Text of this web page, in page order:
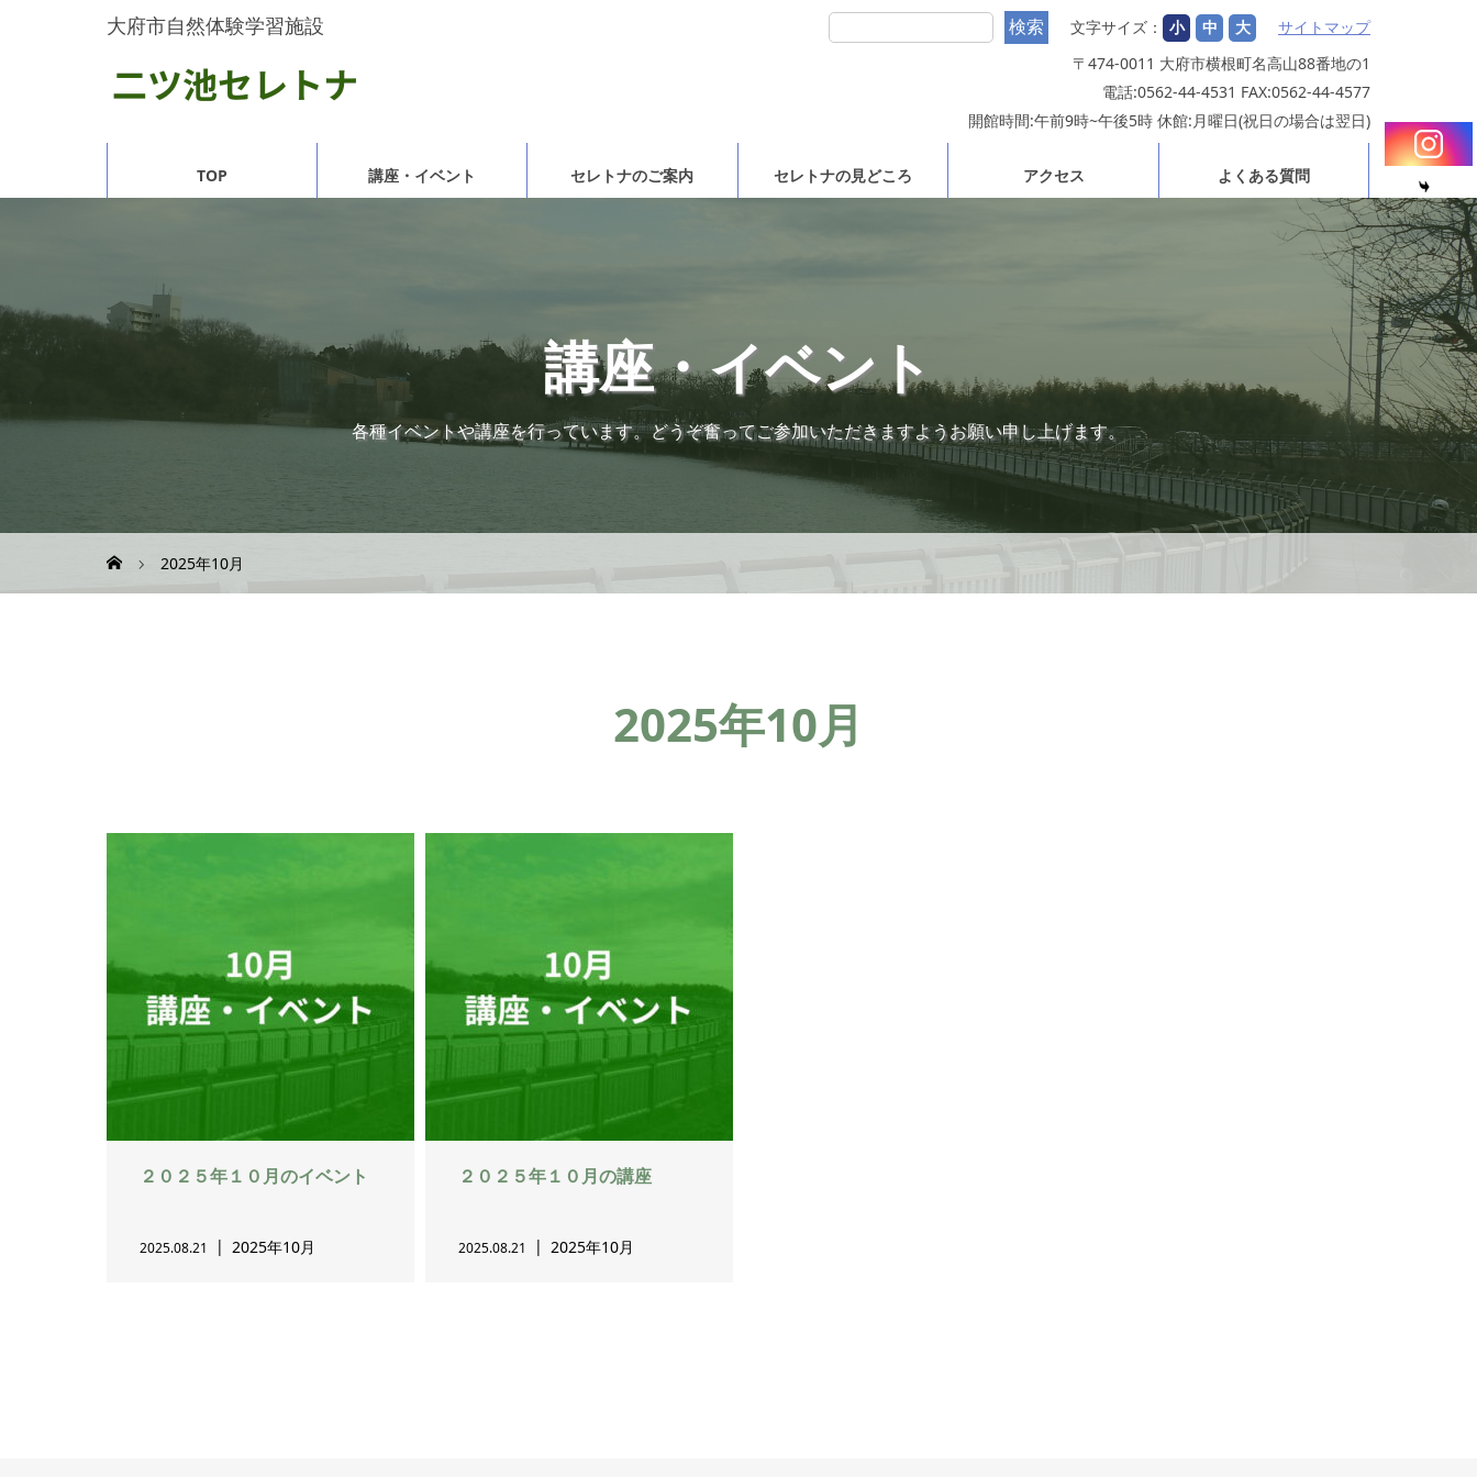
大府市自然体験学習施設 文字サイズ： 小 中 大
サイトマップ
〒474-0011 大府市横根町名高山88番地の1
電話:0562-44-4531 FAX:0562-44-4577
開館時間:午前9時~午後5時 休館:月曜日(祝日の場合は翌日)
TOP 講座・イベント セレトナのご案内 セレトナの見どころ アクセス よくある質問
講座・イベント
各種イベントや講座を行っています。どうぞ奮ってご参加いただきますようお願い申し上げます。
2025年10月
2025年10月
２０２５年１０月のイベント
2025.08.21 2025年10月
２０２５年１０月の講座
2025.08.21 2025年10月